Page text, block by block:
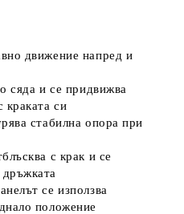
движение напред и
сяда и се придвижва
краката си
стабилна опора при
с крак и се
се използва
положение